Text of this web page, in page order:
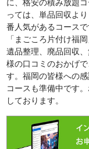
に、格安の積み放題
っては、単品回収よ
番人気があるコース
「まごころ片付け福
遺品整理、廃品回収
様の口コミのおかげ
す。福岡の皆様への
コースも準備中です
しております。